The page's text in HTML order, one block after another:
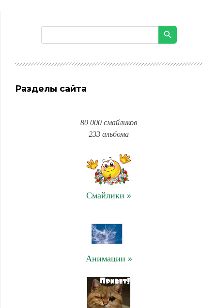
Разделы сайта
80 000 смайликов
233 альбома
Смайлики »
Анимации »